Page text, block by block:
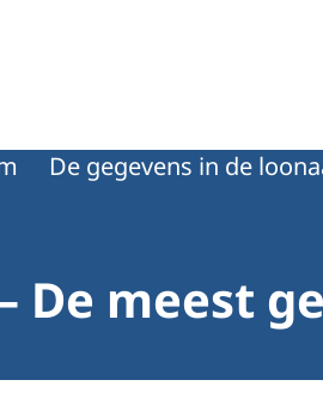
De gegevens in de
De meest